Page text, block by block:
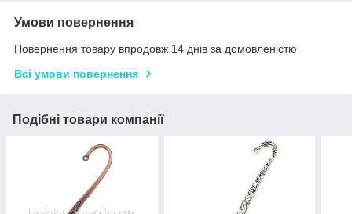
Умови повернення
Повернення товару впродовж 14 днів за домовленістю
Всі умови повернення
Подібні товари компанії